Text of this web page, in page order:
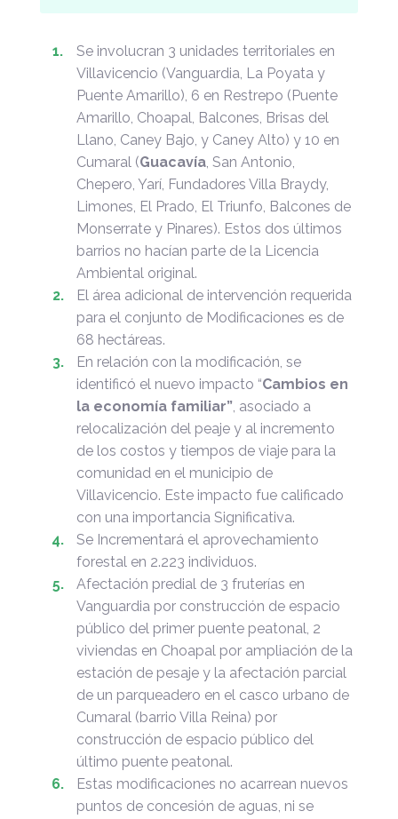
Se involucran 3 unidades territoriales en
Villavicencio (Vanguardia, La Poyata y
Puente Amarillo), 6 en Restrepo (Puente
Amarillo, Choapal, Balcones, Brisas del
Llano, Caney Bajo, y Caney Alto) y 10 en
Cumaral (Guacavía, San Antonio,
Chepero, Yarí, Fundadores Villa Braydy,
Limones, El Prado, El Triunfo, Balcones de
Monserrate y Pinares). Estos dos últimos
barrios no hacían parte de la Licencia
Ambiental original.
El área adicional de intervención requerida
para el conjunto de Modificaciones es de
68 hectáreas.
En relación con la modificación, se
identificó el nuevo impacto “Cambios en
la economía familiar”, asociado a
relocalización del peaje y al incremento
de los costos y tiempos de viaje para la
comunidad en el municipio de
Villavicencio. Este impacto fue calificado
con una importancia Significativa.
Se Incrementará el aprovechamiento
forestal en 2.223 individuos.
Afectación predial de 3 fruterías en
Vanguardia por construcción de espacio
público del primer puente peatonal, 2
viviendas en Choapal por ampliación de la
estación de pesaje y la afectación parcial
de un parqueadero en el casco urbano de
Cumaral (barrio Villa Reina) por
construcción de espacio público del
último puente peatonal.
Estas modificaciones no acarrean nuevos
puntos de concesión de aguas, ni se